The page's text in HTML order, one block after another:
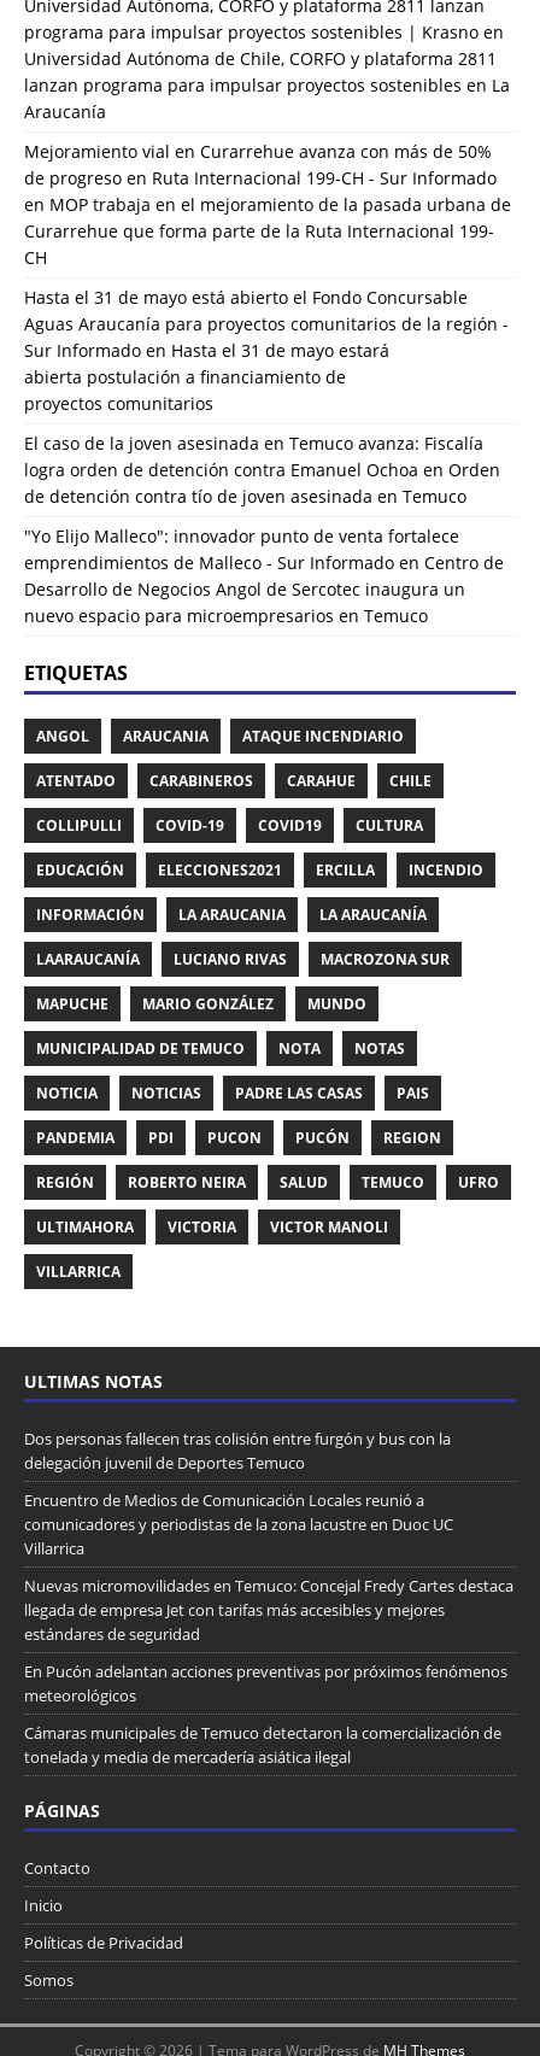
Universidad Autónoma, CORFO y plataforma 2811 lanzan
programa para impulsar proyectos sostenibles | Krasno en
Universidad Autónoma de Chile, CORFO y plataforma 2811
lanzan programa para impulsar proyectos sostenibles en La
Araucanía
Mejoramiento vial en Curarrehue avanza con más de 50%
de progreso en Ruta Internacional 199-CH - Sur Informado
en MOP trabaja en el mejoramiento de la pasada urbana de
Curarrehue que forma parte de la Ruta Internacional 199-
CH
Hasta el 31 de mayo está abierto el Fondo Concursable
Aguas Araucanía para proyectos comunitarios de la región -
Sur Informado en Hasta el 31 de mayo estará
abierta postulación a financiamiento de
proyectos comunitarios
El caso de la joven asesinada en Temuco avanza: Fiscalía
logra orden de detención contra Emanuel Ochoa en Orden
de detención contra tío de joven asesinada en Temuco
"Yo Elijo Malleco": innovador punto de venta fortalece
emprendimientos de Malleco - Sur Informado en Centro de
Desarrollo de Negocios Angol de Sercotec inaugura un
nuevo espacio para microempresarios en Temuco
ETIQUETAS
ANGOL ARAUCANIA ATAQUE INCENDIARIO
ATENTADO CARABINEROS CARAHUE CHILE
COLLIPULLI COVID-19 COVID19 CULTURA
EDUCACIÓN ELECCIONES2021 ERCILLA INCENDIO
INFORMACIÓN LA ARAUCANIA LA ARAUCANÍA
LAARAUCANÍA LUCIANO RIVAS MACROZONA SUR
MAPUCHE MARIO GONZÁLEZ MUNDO
MUNICIPALIDAD DE TEMUCO NOTA NOTAS
NOTICIA NOTICIAS PADRE LAS CASAS PAIS
PANDEMIA PDI PUCON PUCÓN REGION
REGIÓN ROBERTO NEIRA SALUD TEMUCO UFRO
ULTIMAHORA VICTORIA VICTOR MANOLI
VILLARRICA
ULTIMAS NOTAS
Dos personas fallecen tras colisión entre furgón y bus con la
delegación juvenil de Deportes Temuco
Encuentro de Medios de Comunicación Locales reunió a
comunicadores y periodistas de la zona lacustre en Duoc UC
Villarrica
Nuevas micromovilidades en Temuco: Concejal Fredy Cartes destaca
llegada de empresa Jet con tarifas más accesibles y mejores
estándares de seguridad
En Pucón adelantan acciones preventivas por próximos fenómenos
meteorológicos
Cámaras municipales de Temuco detectaron la comercialización de
tonelada y media de mercadería asiática ilegal
PÁGINAS
Contacto
Inicio
Políticas de Privacidad
Somos
Copyright © 2026 | Tema para WordPress de MH Themes